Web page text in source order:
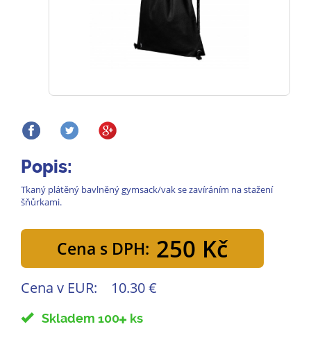
Popis:
Tkaný plátěný bavlněný gymsack/vak se zavíráním na stažení
šňůrkami.
Cena s DPH: 250 Kč
Cena v EUR: 10.30 €
Skladem 100 ks